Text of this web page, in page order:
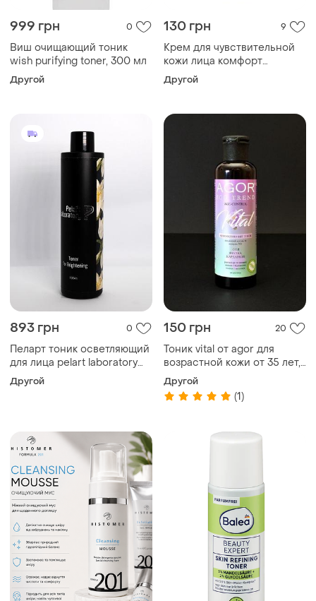
999 грн 0
Виш очищающий тоник
wish purifying toner, 300 мл
Другой
130 грн 9
Крем для чувствительной
кожи лица комфорт
ayurveda mix triuga 75 мл
Другой
893 грн 0
Пеларт тоник осветляющий
для лица pelart laboratory
de lys blanc line toner for
brightening, 250 мл
Другой
150 грн 20
Тоник vital от agor для
возрастной кожи от 35 лет,
200 мл
Другой
(1)